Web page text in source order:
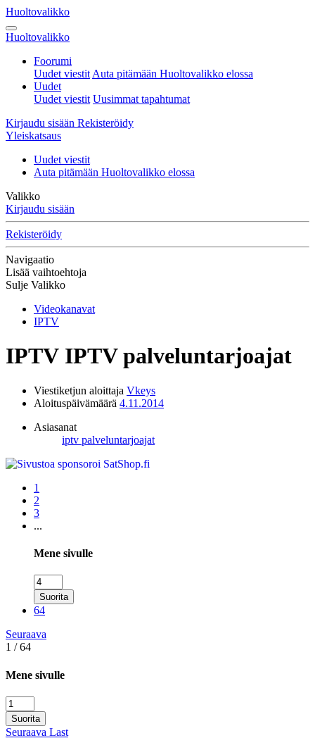
Huoltovalikko
Huoltovalikko
Foorumi
Uudet viestit Auta pitämään Huoltovalikko elossa
Uudet
Uudet viestit Uusimmat tapahtumat
Kirjaudu sisään Rekisteröidy
Yleiskatsaus
Uudet viestit
Auta pitämään Huoltovalikko elossa
Valikko
Kirjaudu sisään
Rekisteröidy
Navigaatio
Lisää vaihtoehtoja
Sulje Valikko
Videokanavat
IPTV
IPTV IPTV palveluntarjoajat
Viestiketjun aloittaja Vkeys
Aloituspäivämäärä 4.11.2014
Asiasanat
iptv palveluntarjoajat
1
2
3
...
Mene sivulle
Suorita
64
Seuraava
1 / 64
Mene sivulle
Suorita
Seuraava Last